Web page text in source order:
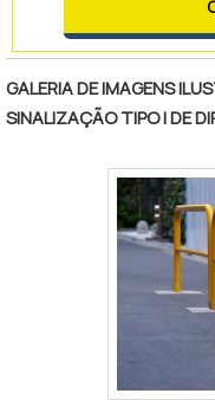
GALERIA DE IMAGENS
SINALIZAÇÃO TIPO I DE